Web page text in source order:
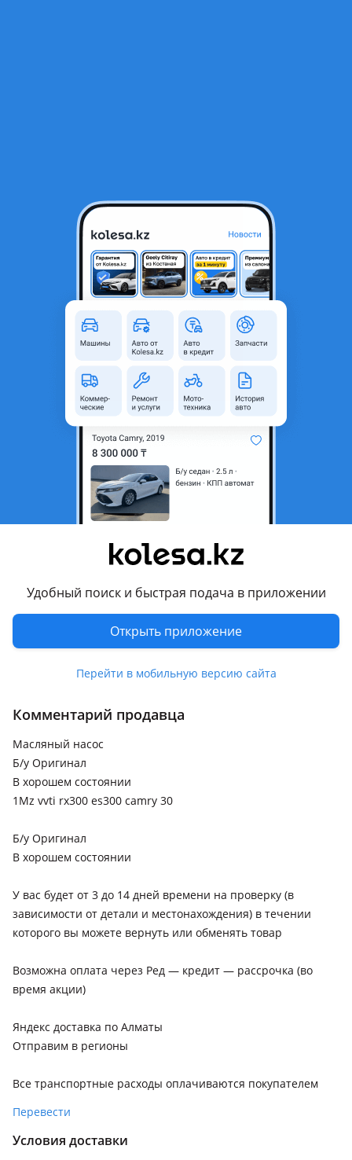
Удобный поиск и быстрая подача в приложении
Открыть приложение
Перейти в мобильную версию сайта
Масляный насос 1mz fe vvti
Алматы, Алматинская
область
Б/y
Оригинальность
Оригинал
Возможна рассрочка или
Да
Подходит на авто
Toyota Camry
1996 - 2000 XV20, 1999 - 2001 XV20 рестайлинг (V25), 2001 -
2004 XV30
Toyota Windom
Lexus RX 300
1997 - 2003 1 поколение (MCU15)
Показать больше
Комментарий продавца
Масляный насос
Б/у Оригинал
В хорошем состоянии
1Mz vvti rx300 es300 camry 30
Б/у Оригинал
В хорошем состоянии
У вас будет от 3 до 14 дней времени на проверку (в
зависимости от детали и местонахождения) в течении
которого вы можете вернуть или обменять товар
Возможна оплата через Ред — кредит — рассрочка (во
время акции)
Яндекс доставка по Алматы
Отправим в регионы
Все транспортные расходы оплачиваются покупателем
Перевести
Условия доставки